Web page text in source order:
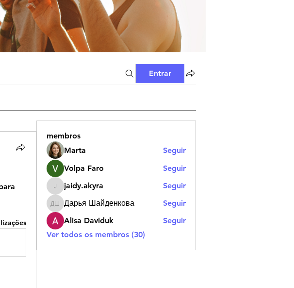
Entrar
membros
Marta
Seguir
Volpa Faro
Seguir
jaidy.akyra
jaidy.akyra Seguir
Дарья Шайденкова
Дарья Шайденкова
Seguir
Alisa Daviduk
Seguir
Ver todos os membros (30)